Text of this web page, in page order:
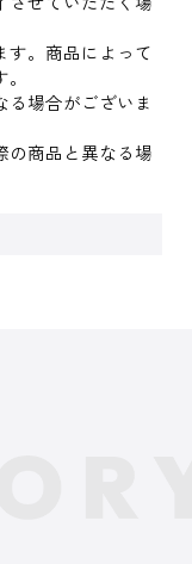
。商品によって
場合がございま
商品と異なる場